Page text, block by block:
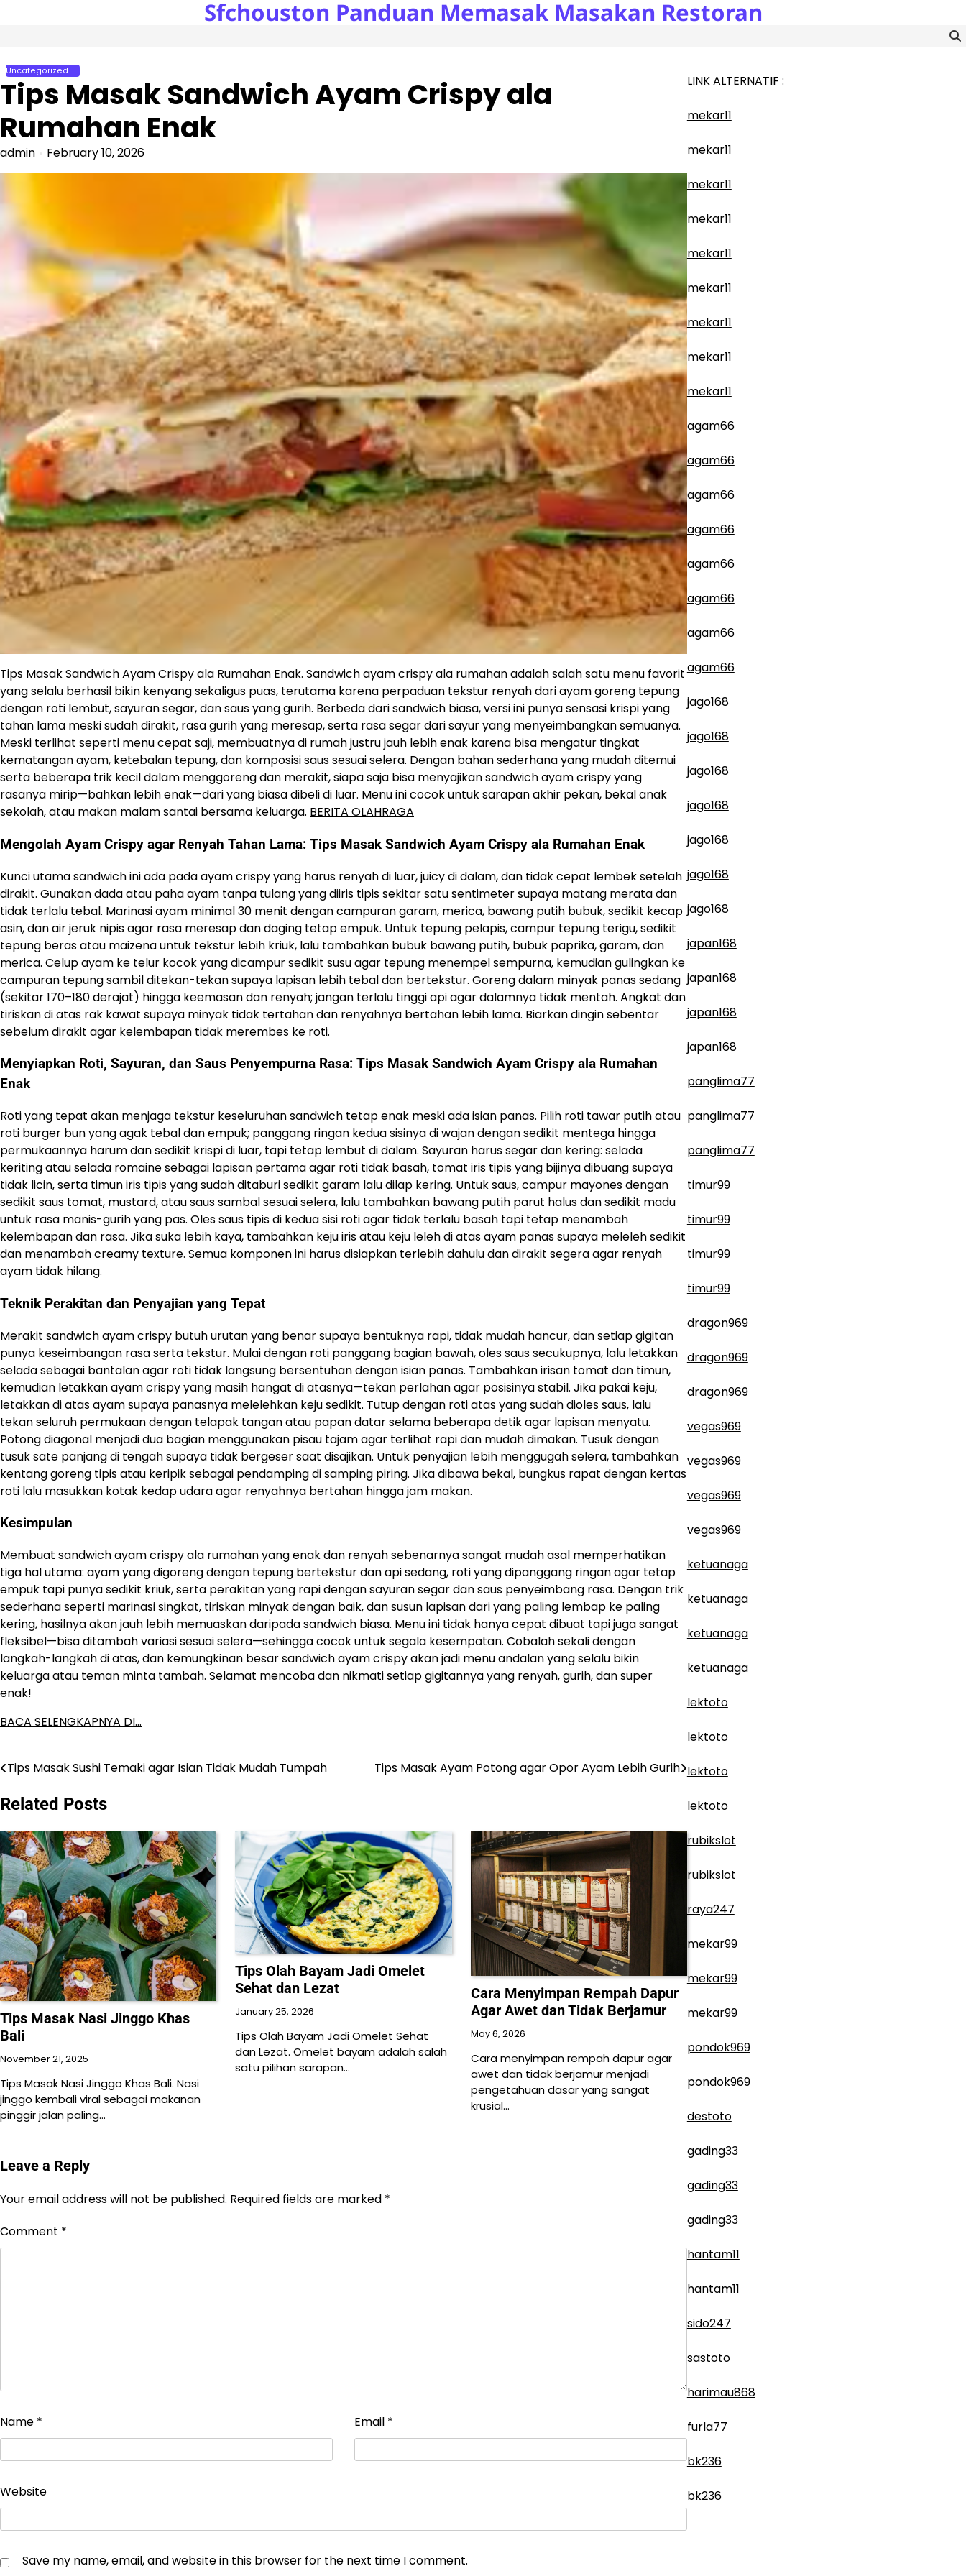
Sfchouston Panduan Memasak Masakan Restoran
Uncategorized
Tips Masak Sandwich Ayam Crispy ala
Rumahan Enak
admin February 10, 2026
Tips Masak Sandwich Ayam Crispy ala Rumahan Enak. Sandwich ayam crispy ala rumahan adalah salah satu menu favorit
yang selalu berhasil bikin kenyang sekaligus puas, terutama karena perpaduan tekstur renyah dari ayam goreng tepung
dengan roti lembut, sayuran segar, dan saus yang gurih. Berbeda dari sandwich biasa, versi ini punya sensasi krispi yang
tahan lama meski sudah dirakit, rasa gurih yang meresap, serta rasa segar dari sayur yang menyeimbangkan semuanya.
Meski terlihat seperti menu cepat saji, membuatnya di rumah justru jauh lebih enak karena bisa mengatur tingkat
kematangan ayam, ketebalan tepung, dan komposisi saus sesuai selera. Dengan bahan sederhana yang mudah ditemui
serta beberapa trik kecil dalam menggoreng dan merakit, siapa saja bisa menyajikan sandwich ayam crispy yang
rasanya mirip—bahkan lebih enak—dari yang biasa dibeli di luar. Menu ini cocok untuk sarapan akhir pekan, bekal anak
sekolah, atau makan malam santai bersama keluarga. BERITA OLAHRAGA
Mengolah Ayam Crispy agar Renyah Tahan Lama: Tips Masak Sandwich Ayam Crispy ala Rumahan Enak
Kunci utama sandwich ini ada pada ayam crispy yang harus renyah di luar, juicy di dalam, dan tidak cepat lembek setelah
dirakit. Gunakan dada atau paha ayam tanpa tulang yang diiris tipis sekitar satu sentimeter supaya matang merata dan
tidak terlalu tebal. Marinasi ayam minimal 30 menit dengan campuran garam, merica, bawang putih bubuk, sedikit kecap
asin, dan air jeruk nipis agar rasa meresap dan daging tetap empuk. Untuk tepung pelapis, campur tepung terigu, sedikit
tepung beras atau maizena untuk tekstur lebih kriuk, lalu tambahkan bubuk bawang putih, bubuk paprika, garam, dan
merica. Celup ayam ke telur kocok yang dicampur sedikit susu agar tepung menempel sempurna, kemudian gulingkan ke
campuran tepung sambil ditekan-tekan supaya lapisan lebih tebal dan bertekstur. Goreng dalam minyak panas sedang
(sekitar 170–180 derajat) hingga keemasan dan renyah; jangan terlalu tinggi api agar dalamnya tidak mentah. Angkat dan
tiriskan di atas rak kawat supaya minyak tidak tertahan dan renyahnya bertahan lebih lama. Biarkan dingin sebentar
sebelum dirakit agar kelembapan tidak merembes ke roti.
Menyiapkan Roti, Sayuran, dan Saus Penyempurna Rasa: Tips Masak Sandwich Ayam Crispy ala Rumahan
Enak
Roti yang tepat akan menjaga tekstur keseluruhan sandwich tetap enak meski ada isian panas. Pilih roti tawar putih atau
roti burger bun yang agak tebal dan empuk; panggang ringan kedua sisinya di wajan dengan sedikit mentega hingga
permukaannya harum dan sedikit krispi di luar, tapi tetap lembut di dalam. Sayuran harus segar dan kering: selada
keriting atau selada romaine sebagai lapisan pertama agar roti tidak basah, tomat iris tipis yang bijinya dibuang supaya
tidak licin, serta timun iris tipis yang sudah ditaburi sedikit garam lalu dilap kering. Untuk saus, campur mayones dengan
sedikit saus tomat, mustard, atau saus sambal sesuai selera, lalu tambahkan bawang putih parut halus dan sedikit madu
untuk rasa manis-gurih yang pas. Oles saus tipis di kedua sisi roti agar tidak terlalu basah tapi tetap menambah
kelembapan dan rasa. Jika suka lebih kaya, tambahkan keju iris atau keju leleh di atas ayam panas supaya meleleh sedikit
dan menambah creamy texture. Semua komponen ini harus disiapkan terlebih dahulu dan dirakit segera agar renyah
ayam tidak hilang.
Teknik Perakitan dan Penyajian yang Tepat
Merakit sandwich ayam crispy butuh urutan yang benar supaya bentuknya rapi, tidak mudah hancur, dan setiap gigitan
punya keseimbangan rasa serta tekstur. Mulai dengan roti panggang bagian bawah, oles saus secukupnya, lalu letakkan
selada sebagai bantalan agar roti tidak langsung bersentuhan dengan isian panas. Tambahkan irisan tomat dan timun,
kemudian letakkan ayam crispy yang masih hangat di atasnya—tekan perlahan agar posisinya stabil. Jika pakai keju,
letakkan di atas ayam supaya panasnya melelehkan keju sedikit. Tutup dengan roti atas yang sudah dioles saus, lalu
tekan seluruh permukaan dengan telapak tangan atau papan datar selama beberapa detik agar lapisan menyatu.
Potong diagonal menjadi dua bagian menggunakan pisau tajam agar terlihat rapi dan mudah dimakan. Tusuk dengan
tusuk sate panjang di tengah supaya tidak bergeser saat disajikan. Untuk penyajian lebih menggugah selera, tambahkan
kentang goreng tipis atau keripik sebagai pendamping di samping piring. Jika dibawa bekal, bungkus rapat dengan kertas
roti lalu masukkan kotak kedap udara agar renyahnya bertahan hingga jam makan.
Kesimpulan
Membuat sandwich ayam crispy ala rumahan yang enak dan renyah sebenarnya sangat mudah asal memperhatikan
tiga hal utama: ayam yang digoreng dengan tepung bertekstur dan api sedang, roti yang dipanggang ringan agar tetap
empuk tapi punya sedikit kriuk, serta perakitan yang rapi dengan sayuran segar dan saus penyeimbang rasa. Dengan trik
sederhana seperti marinasi singkat, tiriskan minyak dengan baik, dan susun lapisan dari yang paling lembap ke paling
kering, hasilnya akan jauh lebih memuaskan daripada sandwich biasa. Menu ini tidak hanya cepat dibuat tapi juga sangat
fleksibel—bisa ditambah variasi sesuai selera—sehingga cocok untuk segala kesempatan. Cobalah sekali dengan
langkah-langkah di atas, dan kemungkinan besar sandwich ayam crispy akan jadi menu andalan yang selalu bikin
keluarga atau teman minta tambah. Selamat mencoba dan nikmati setiap gigitannya yang renyah, gurih, dan super
enak!
BACA SELENGKAPNYA DI…
Post
navigation
Tips Masak Sushi Temaki agar Isian Tidak Mudah Tumpah Tips Masak Ayam Potong agar Opor Ayam Lebih Gurih
Related Posts
Tips Masak Nasi Jinggo Khas
Bali
November 21, 2025
Tips Masak Nasi Jinggo Khas Bali. Nasi
jinggo kembali viral sebagai makanan
pinggir jalan paling…
Tips Olah Bayam Jadi Omelet
Sehat dan Lezat
January 25, 2026
Tips Olah Bayam Jadi Omelet Sehat
dan Lezat. Omelet bayam adalah salah
satu pilihan sarapan…
Cara Menyimpan Rempah Dapur
Agar Awet dan Tidak Berjamur
May 6, 2026
Cara menyimpan rempah dapur agar
awet dan tidak berjamur menjadi
pengetahuan dasar yang sangat
krusial…
Leave a Reply
Your email address will not be published. Required fields are marked *
Comment *
Name * Email *
Website
Save my name, email, and website in this browser for the next time I comment.
LINK ALTERNATIF :
mekar11
mekar11
mekar11
mekar11
mekar11
mekar11
mekar11
mekar11
mekar11
agam66
agam66
agam66
agam66
agam66
agam66
agam66
agam66
jago168
jago168
jago168
jago168
jago168
jago168
jago168
japan168
japan168
japan168
japan168
panglima77
panglima77
panglima77
timur99
timur99
timur99
timur99
dragon969
dragon969
dragon969
vegas969
vegas969
vegas969
vegas969
ketuanaga
ketuanaga
ketuanaga
ketuanaga
lektoto
lektoto
lektoto
lektoto
rubikslot
rubikslot
raya247
mekar99
mekar99
mekar99
pondok969
pondok969
destoto
gading33
gading33
gading33
hantam11
hantam11
sido247
sastoto
harimau868
furla77
bk236
bk236